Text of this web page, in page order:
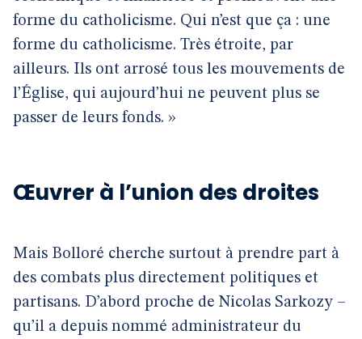
forme du catholicisme. Qui n’est que ça : une
forme du catholicisme. Très étroite, par
ailleurs. Ils ont arrosé tous les mouvements de
l’Église, qui aujourd’hui ne peuvent plus se
passer de leurs fonds. »
Œuvrer à l’union des droites
Mais Bolloré cherche surtout à prendre part à
des combats plus directement politiques et
partisans. D’abord proche de Nicolas Sarkozy –
qu’il a depuis nommé administrateur du